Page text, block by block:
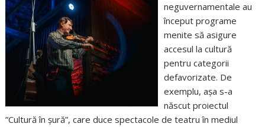
neguvernamentale au
început programe
menite să asigure
accesul la cultură
pentru categorii
defavorizate. De
exemplu, așa s-a
născut proiectul
”Cultură în șură”, care duce spectacole de teatru în mediul